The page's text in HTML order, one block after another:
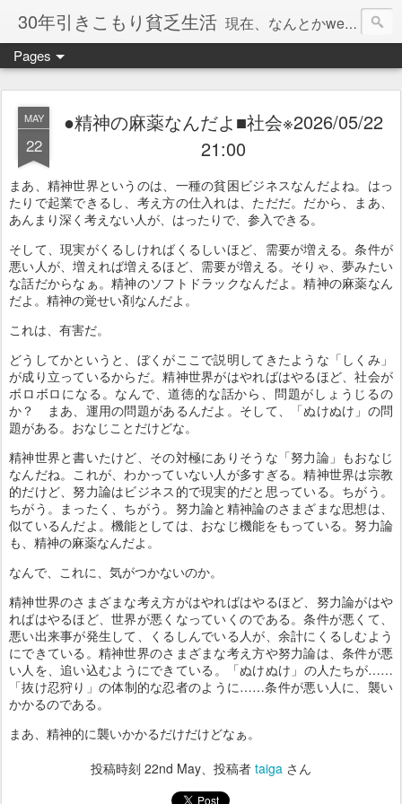
30年引きこもり貧乏生活 現在、なんとかweb系の仕事で食べています。このブログで扱う問題は「この世とはなにか」「人生とはなにか」「人間とはなにか」「強迫神経症の原因と解決法」「うつ病の原因と寄り添う方法」「家族の問題」などについてです。
Pages
MAY
22
●精神の麻薬なんだよ■社会※2026/05/22
21:00
まあ、精神世界というのは、一種の貧困ビジネスなんだよね。はっ
たりで起業できるし、考え方の仕入れは、ただだ。だから、まあ、
あんまり深く考えない人が、はったりで、参入できる。
そして、現実がくるしければくるしいほど、需要が増える。条件が
悪い人が、増えれば増えるほど、需要が増える。そりゃ、夢みたい
な話だからなぁ。精神のソフトドラックなんだよ。精神の麻薬なん
だよ。精神の覚せい剤なんだよ。
これは、有害だ。
どうしてかというと、ぼくがここで説明してきたような「しくみ」
が成り立っているからだ。精神世界がはやればはやるほど、社会が
ボロボロになる。なんで、道徳的な話から、問題がしょうじるの
か？ まあ、運用の問題があるんだよ。そして、「ぬけぬけ」の問
題がある。おなじことだけどな。
精神世界と書いたけど、その対極にありそうな「努力論」もおなじ
なんだね。これが、わかっていない人が多すぎる。精神世界は宗教
的だけど、努力論はビジネス的で現実的だと思っている。ちがう。
ちがう。まったく、ちがう。努力論と精神論のさまざまな思想は、
似ているんだよ。機能としては、おなじ機能をもっている。努力論
も、精神の麻薬なんだよ。
なんで、これに、気がつかないのか。
精神世界のさまざまな考え方がはやればはやるほど、努力論がはや
ればはやるほど、世界が悪くなっていくのである。条件が悪くて、
悪い出来事が発生して、くるしんでいる人が、余計にくるしむよう
にできている。精神世界のさまざまな考え方や努力論は、条件が悪
い人を、追い込むようにできている。「ぬけぬけ」の人たちが……
「抜け忍狩り」の体制的な忍者のように……条件が悪い人に、襲い
かかるのである。
まあ、精神的に襲いかかるだけだけどなぁ。
投稿時刻 22nd May、投稿者 taiga さん